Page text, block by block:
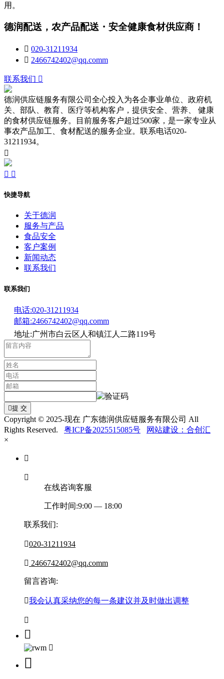
用。
德润配送，农产品配送・安全健康食材供应商！
 020-31211934
 2466742402@qq.comm
联系我们 
德润供应链服务有限公司全心投入为各企事业单位、政府机
关、部队、教育、医疗等机构客户，提供安全、营养、 健康
的食材供应链服务。目前服务客户超过500家，是一家专业从
事农产品加工、食材配送的服务企业。联系电话020-
31211934。

 
快捷导航
关于德润
服务与产品
食品安全
客户案例
新闻动态
联系我们
联系我们
电话:020-31211934
邮箱:2466742402@qq.comm
地址:广州市白云区人和镇江人二路119号
提 交
Copyright © 2025-现在 广东德润供应链服务有限公司 All
Rights Reserved.
粤ICP备2025515085号
网站建设：合创汇
×


在线咨询客服
工作时间:9:00 — 18:00
联系我们:
020-31211934
 2466742402@qq.comm
留言咨询:
我会认真采纳您的每一条建议并及时做出调整



